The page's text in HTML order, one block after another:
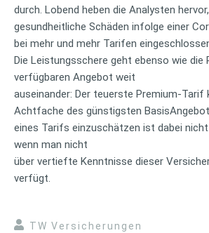
durch. Lobend heben die Analysten
gesundheitliche Schäden infolge einer
bei mehr und mehr Tarifen
Die Leistungsschere geht ebenso wie die
verfügbaren Angebot weit
auseinander: Der teuerste Premium-Tarif
Achtfache des günstigsten
eines Tarifs einzuschätzen ist dabei
wenn man nicht
über vertiefte Kenntnisse dieser
verfügt.
TW Versicherungen